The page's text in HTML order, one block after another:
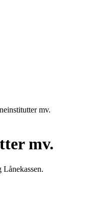
mv.
mv.
Lånekassen.